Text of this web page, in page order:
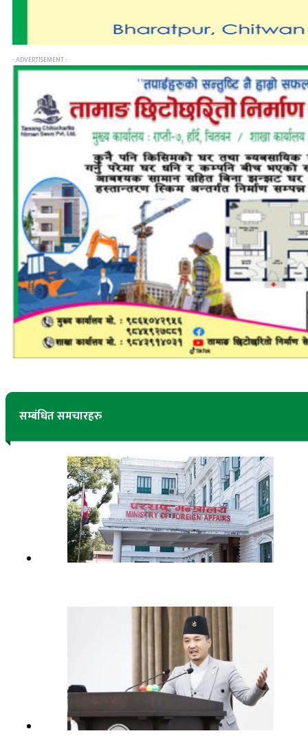
- ADVERTISEMENT -
सम्बंधित समचारहरु